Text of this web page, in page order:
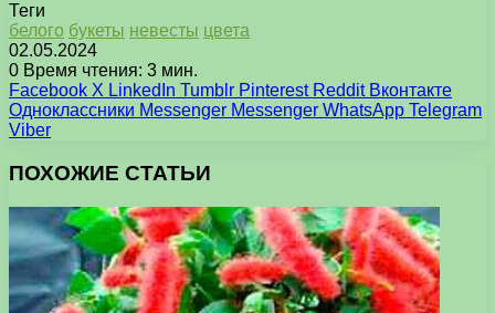
Теги
белого букеты невесты цвета
02.05.2024
0 Время чтения: 3 мин.
Facebook X LinkedIn Tumblr Pinterest Reddit Вконтакте
Одноклассники Messenger Messenger WhatsApp Telegram
Viber
ПОХОЖИЕ СТАТЬИ